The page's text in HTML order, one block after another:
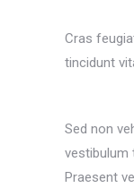
Cras
tincidunt
Sed non
vestibulum
Praesent